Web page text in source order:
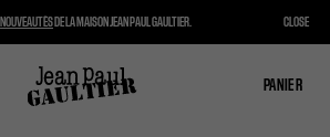
PANIER
PANIER
NOUVEAUTÉSDE LA MAISON JEAN PAUL GAULTIER. CLOSE